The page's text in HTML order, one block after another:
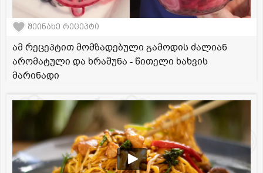
შეინახე რეცეპტი
ამ რეცეპტით მომზადებული გამოდის ძალიან
არომატული და ხრაშუნა - წითელი ხახვის
მარინადი